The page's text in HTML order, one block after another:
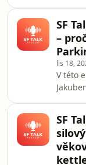
zátěže
Patří
SF
–
lis 18,
V této
může
které
SF